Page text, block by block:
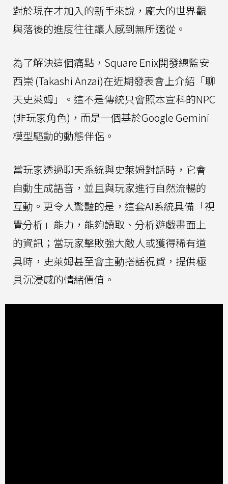
對於現在才加入的新手來說，龐大的世界觀
與落後的進度往往讓人感到無所適從。
為了解決這個痛點，Square Enix開發總監安
西崇 (Takashi Anzai)在近期發表會上介紹「聊
天史萊姆」。這不是傳統只會照本宣科的NPC
(非玩家角色)，而是一個基於Google Gemini
模型驅動的動態伴侶。
當玩家透過聊天系統與史萊姆對話時，它會
自動生成語音，並且與玩家進行自然流暢的
互動。更令人驚豔的是，這套AI系統具備「視
覺分析」能力，能夠讀取、分析遊戲畫面上
的資訊；當玩家擊敗強大敵人或獲得稀有道
具時，史萊姆甚至會主動搭話祝賀，提供極
具沉浸感的情緒價值。